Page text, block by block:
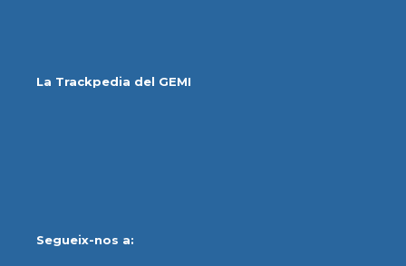
La Trackpedia del GEMI
Segueix-nos a: